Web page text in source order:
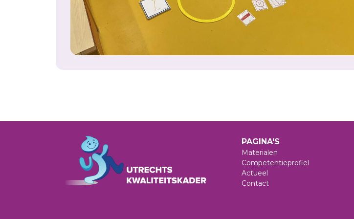
PAGINA'S
Materialen
Competentieprofiel
Actueel
Contact